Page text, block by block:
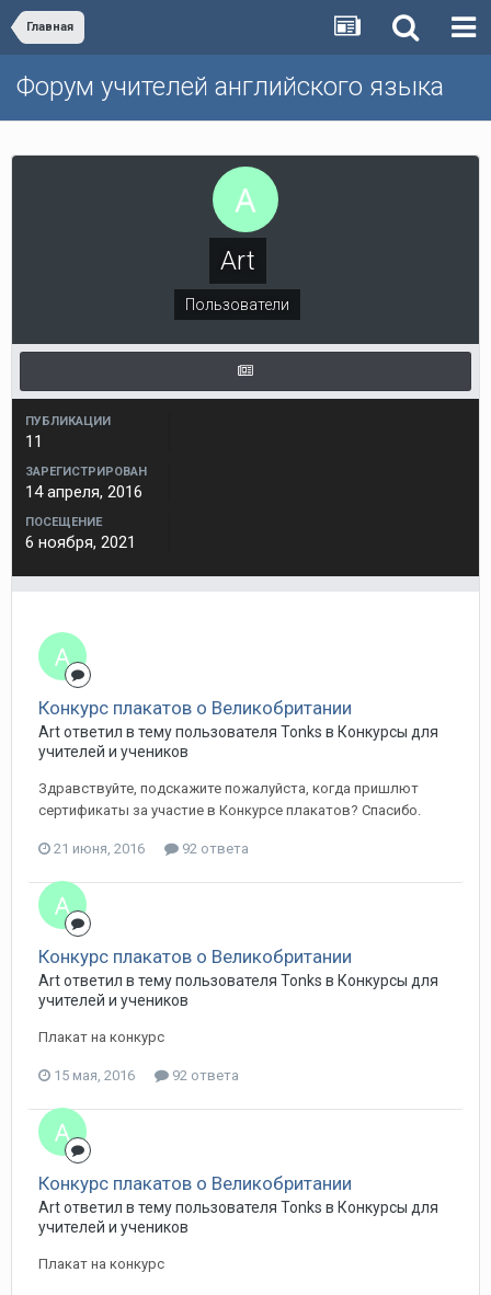
Главная
Форум учителей английского языка
Art
Пользователи
ПУБЛИКАЦИИ
11
ЗАРЕГИСТРИРОВАН
14 апреля, 2016
ПОСЕЩЕНИЕ
6 ноября, 2021
Конкурс плакатов о Великобритании
Art ответил в тему пользователя Tonks в Конкурсы для
учителей и учеников
Здравствуйте, подскажите пожалуйста, когда пришлют
сертификаты за участие в Конкурсе плакатов? Спасибо.
21 июня, 2016 92 ответа
Конкурс плакатов о Великобритании
Art ответил в тему пользователя Tonks в Конкурсы для
учителей и учеников
Плакат на конкурс
15 мая, 2016 92 ответа
Конкурс плакатов о Великобритании
Art ответил в тему пользователя Tonks в Конкурсы для
учителей и учеников
Плакат на конкурс